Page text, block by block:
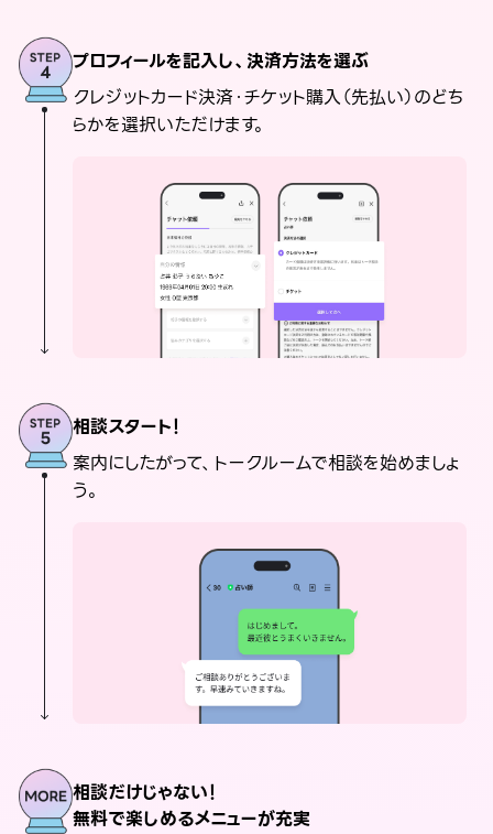
プロフィールを記入し、決済方法を選ぶ
クレジットカード決済・チケット購入（先払い）のどち
らかを選択いただけます。
相談スタート！
案内にしたがって、トークルームで相談を始めましょ
う。
相談だけじゃない！
無料で楽しめるメニューが充実